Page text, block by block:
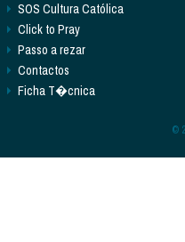
SOS Cultura Católica
Click to Pray
Passo a rezar
Contactos
Ficha T�cnica
©